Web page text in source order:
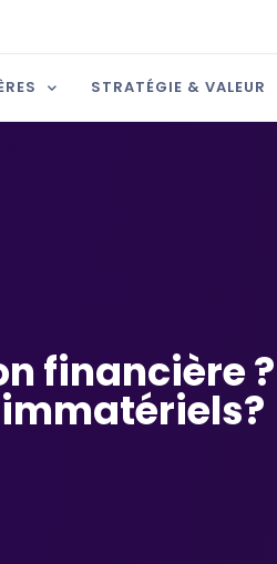
STRATÉGIE & VALEUR
financière
immatériels?